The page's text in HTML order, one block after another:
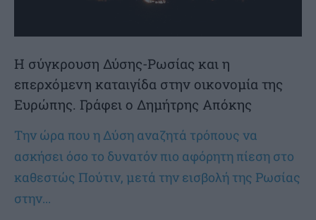
Η σύγκρουση Δύσης-Ρωσίας και η
επερχόμενη καταιγίδα στην οικονομία της
Ευρώπης. Γράφει ο Δημήτρης Απόκης
Την ώρα που η Δύση αναζητά τρόπους να
ασκήσει όσο το δυνατόν πιο αφόρητη πίεση στο
καθεστώς Πούτιν, μετά την εισβολή της Ρωσίας
στην...